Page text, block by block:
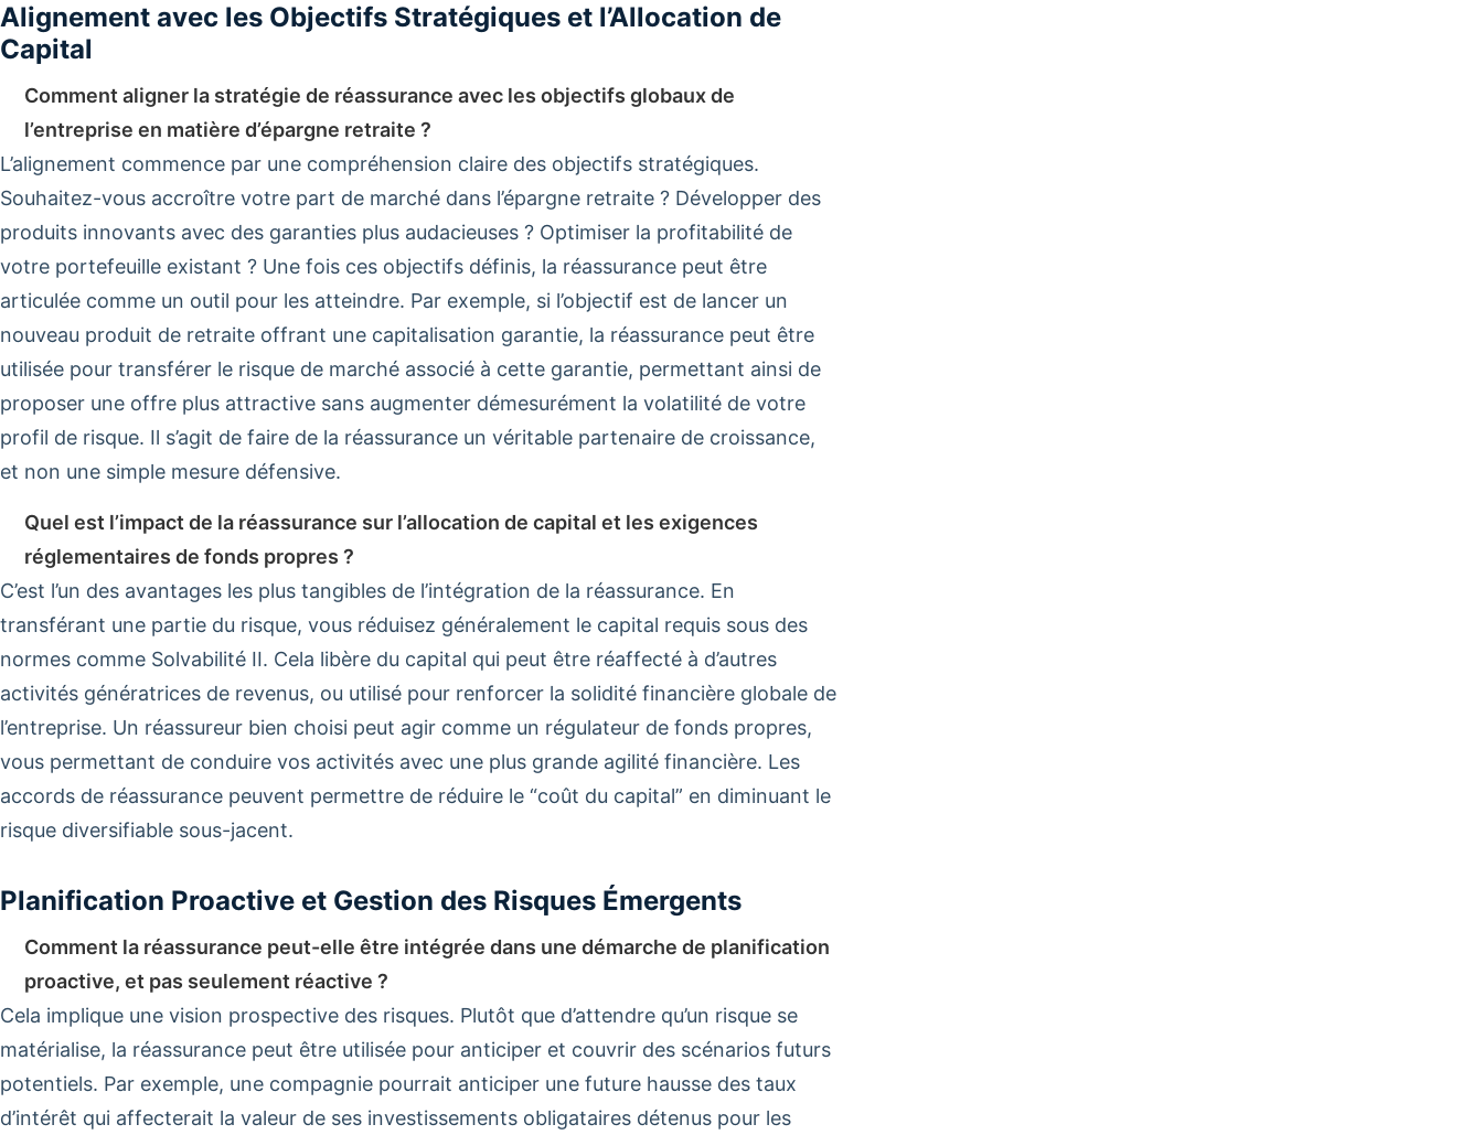
Alignement avec les Objectifs Stratégiques et l’Allocation de
Capital
Comment aligner la stratégie de réassurance avec les objectifs globaux de
l’entreprise en matière d’épargne retraite ?
L’alignement commence par une compréhension claire des objectifs stratégiques.
Souhaitez-vous accroître votre part de marché dans l’épargne retraite ? Développer des
produits innovants avec des garanties plus audacieuses ? Optimiser la profitabilité de
votre portefeuille existant ? Une fois ces objectifs définis, la réassurance peut être
articulée comme un outil pour les atteindre. Par exemple, si l’objectif est de lancer un
nouveau produit de retraite offrant une capitalisation garantie, la réassurance peut être
utilisée pour transférer le risque de marché associé à cette garantie, permettant ainsi de
proposer une offre plus attractive sans augmenter démesurément la volatilité de votre
profil de risque. Il s’agit de faire de la réassurance un véritable partenaire de croissance,
et non une simple mesure défensive.
Quel est l’impact de la réassurance sur l’allocation de capital et les exigences
réglementaires de fonds propres ?
C’est l’un des avantages les plus tangibles de l’intégration de la réassurance. En
transférant une partie du risque, vous réduisez généralement le capital requis sous des
normes comme Solvabilité II. Cela libère du capital qui peut être réaffecté à d’autres
activités génératrices de revenus, ou utilisé pour renforcer la solidité financière globale de
l’entreprise. Un réassureur bien choisi peut agir comme un régulateur de fonds propres,
vous permettant de conduire vos activités avec une plus grande agilité financière. Les
accords de réassurance peuvent permettre de réduire le “coût du capital” en diminuant le
risque diversifiable sous-jacent.
Planification Proactive et Gestion des Risques Émergents
Comment la réassurance peut-elle être intégrée dans une démarche de planification
proactive, et pas seulement réactive ?
Cela implique une vision prospective des risques. Plutôt que d’attendre qu’un risque se
matérialise, la réassurance peut être utilisée pour anticiper et couvrir des scénarios futurs
potentiels. Par exemple, une compagnie pourrait anticiper une future hausse des taux
d’intérêt qui affecterait la valeur de ses investissements obligataires détenus pour les